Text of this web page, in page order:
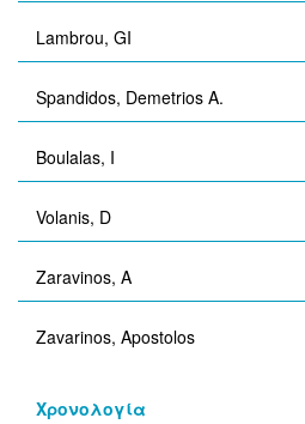
Lambrou, GI
Spandidos, Demetrios A.
Boulalas, I
Volanis, D
Zaravinos, Α
Zavarinos, Apostolos
Χρονολογία